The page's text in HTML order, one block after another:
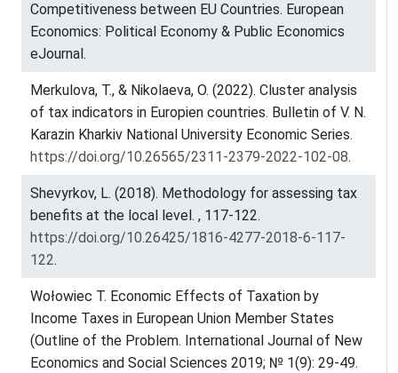
Competitiveness between EU Countries. European
Economics: Political Economy & Public Economics
eJournal.
Merkulova, T., & Nikolaeva, O. (2022). Cluster analysis
of tax indicators in Europien countries. Bulletin of V. N.
Karazin Kharkiv National University Economic Series.
https://doi.org/10.26565/2311-2379-2022-102-08.
Shevyrkov, L. (2018). Methodology for assessing tax
benefits at the local level. , 117-122.
https://doi.org/10.26425/1816-4277-2018-6-117-
122.
Wołowiec T. Economic Effects of Taxation by
Income Taxes in European Union Member States
(Outline of the Problem. International Journal of New
Economics and Social Sciences 2019; № 1(9): 29-49.